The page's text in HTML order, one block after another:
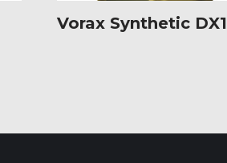
Vorax Synthetic DX1